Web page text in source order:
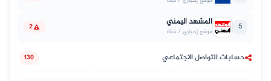
5 المشهد اليمني
موقع إخباري / قناة 2
حسابات التواصل الاجتماعي 130